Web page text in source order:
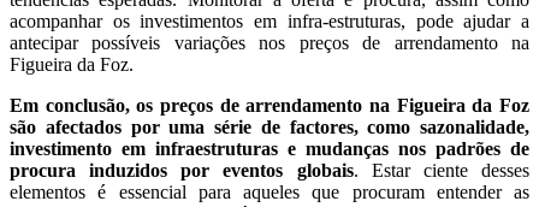
acompanhar os investimentos em infra-estruturas, pode ajudar a
antecipar possíveis variações nos preços de arrendamento na
Figueira da Foz.
Em conclusão, os preços de arrendamento na Figueira da Foz
são afectados por uma série de factores, como sazonalidade,
investimento em infraestruturas e mudanças nos padrões de
procura induzidos por eventos globais. Estar ciente desses
elementos é essencial para aqueles que procuram entender as